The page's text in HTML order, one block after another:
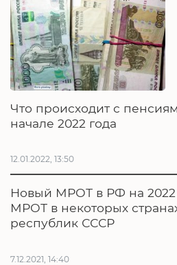
Что происходит с
начале 2022 года
12.01.2022, 13:50
Новый МРОТ в РФ на 2022
МРОТ в некоторых
республик СССР
7.12.2021, 14:40